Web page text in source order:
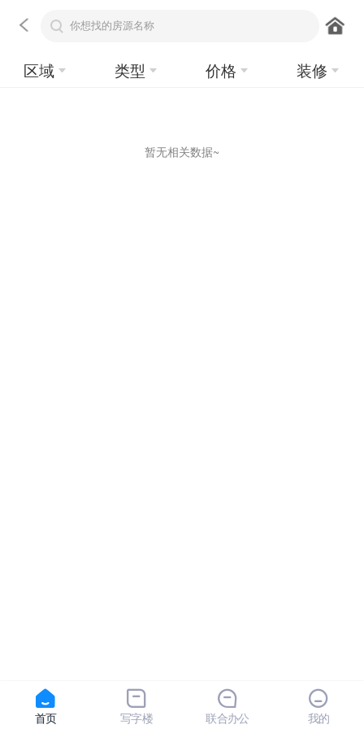
区域 类型 价格 装修
暂无相关数据~
首页 写字楼 联合办公 我的